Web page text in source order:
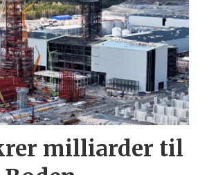
milliarder til